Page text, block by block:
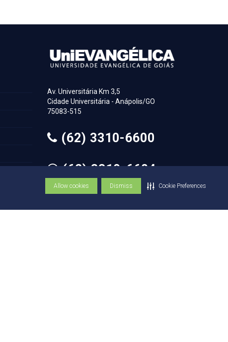
Allow cookies Dismiss Cookie Preferences
Av. Universitária Km 3,5
Cidade Universitária - Anápolis/GO
75083-515
(62) 3310-6600
(62) 3310-6684